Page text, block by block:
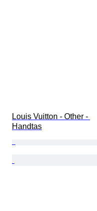
Louis Vuitton - Other -
Handtas